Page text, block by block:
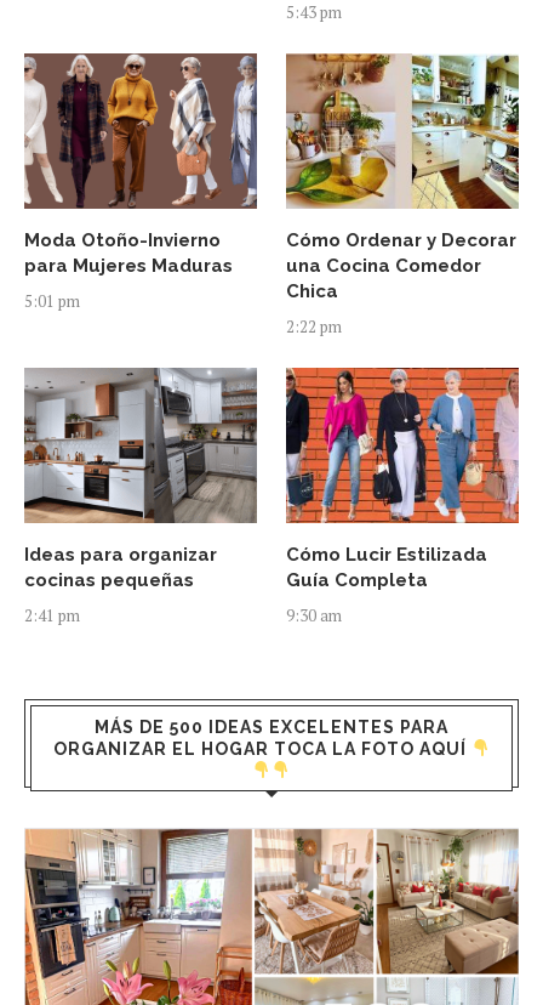
5:43 pm
Moda Otoño-Invierno
para Mujeres Maduras
5:01 pm
Cómo Ordenar y Decorar
una Cocina Comedor
Chica
2:22 pm
Ideas para organizar
cocinas pequeñas
2:41 pm
Cómo Lucir Estilizada
Guía Completa
9:30 am
MÁS DE 500 IDEAS EXCELENTES PARA
ORGANIZAR EL HOGAR TOCA LA FOTO AQUÍ